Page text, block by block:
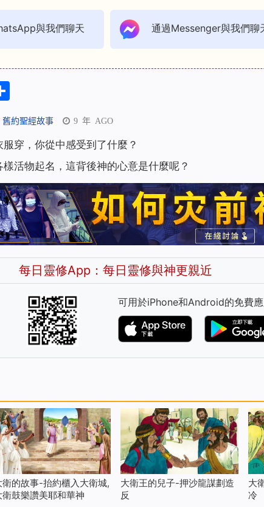
與我們聊天 通過Messenger與我們聊
享
舊約聖經故事 9 年 AGO
穿，你從中感受到了什麼？
活物起名，這背後神的心意是什麼呢？
每日靈修App：每日靈修與神更親近
可用於iPhone和Android的免費
衛的故事-抬約櫃入大衛城,
衛鼓樂讚美耶和華神
大衛王的兒子-押沙龍謀劃造
反
大
冷